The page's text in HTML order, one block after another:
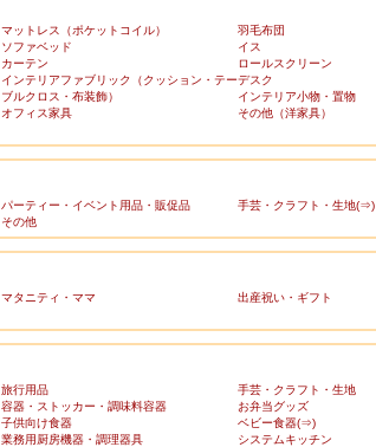
マットレス（ポケットコイル）
羽毛布団
ソファベッド
イス
カーテン
ロールスクリーン
インテリアファブリック（クッション・テー
ブルクロス・布装飾）
デスク
インテリア小物・置物
オフィス家具
その他（洋家具）
パーティー・イベント用品・販促品
手芸・クラフト・生地(⇒)
その他
マタニティ・ママ
出産祝い・ギフト
旅行用品
手芸・クラフト・生地
容器・ストッカー・調味料容器
お弁当グッズ
子供向け食器
ベビー食器(⇒)
業務用厨房機器・調理器具
システムキッチン